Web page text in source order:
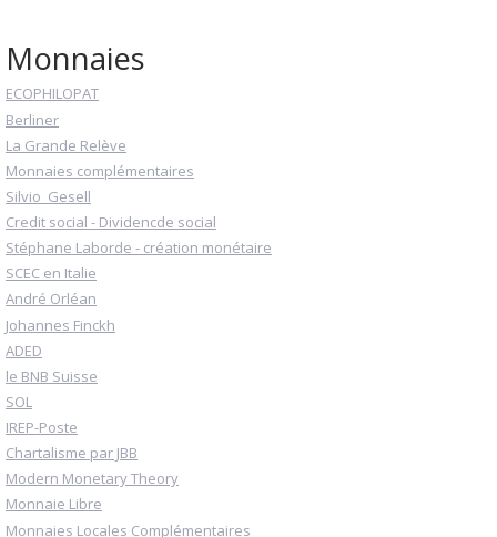
Monnaies
ECOPHILOPAT
Berliner
La Grande Relève
Monnaies complémentaires
Silvio_Gesell
Credit social - Dividencde social
Stéphane Laborde - création monétaire
SCEC en Italie
André Orléan
Johannes Finckh
ADED
le BNB Suisse
SOL
IREP-Poste
Chartalisme par JBB
Modern Monetary Theory
Monnaie Libre
Monnaies Locales Complémentaires